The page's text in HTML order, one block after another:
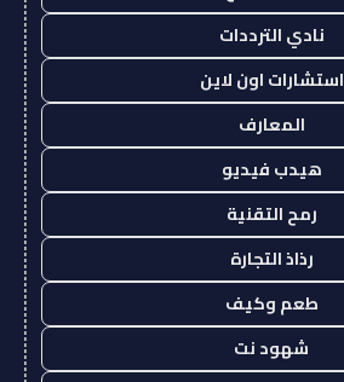
نادي الترددات
استشارات اون لاين
المعارف
هيدب فيديو
رمح التقنية
رذاذ التجارة
طعم وكيف
شهود نت